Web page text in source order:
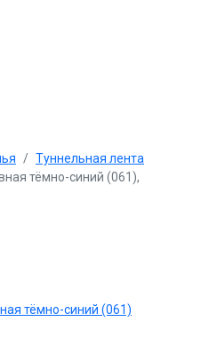
Туннельная лента
тёмно-синий (061),